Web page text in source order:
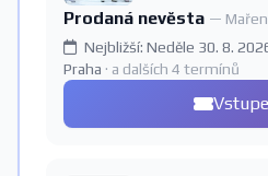
Prodaná nevěsta —
Nejbližší: Neděle 30. 8.
Praha · a dalších 4 termínů